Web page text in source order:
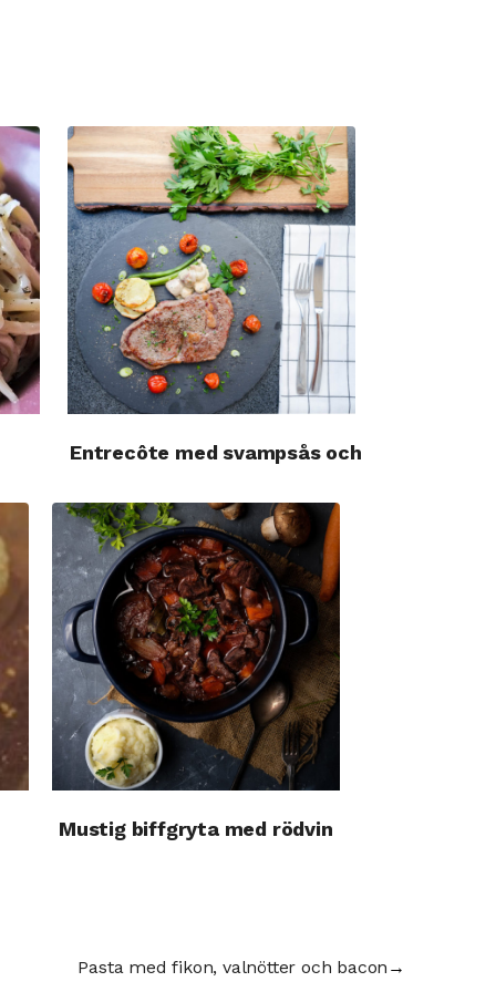
Entrecôte med svampsås och potatischips
Mustig biffgryta med rödvin
Pasta med fikon, valnötter och bacon →